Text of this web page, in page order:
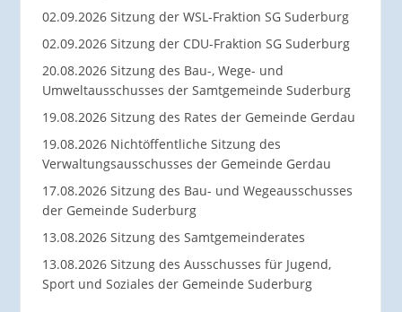
02.09.2026 Sitzung der WSL-Fraktion SG Suderburg
02.09.2026 Sitzung der CDU-Fraktion SG Suderburg
20.08.2026 Sitzung des Bau-, Wege- und
Umweltausschusses der Samtgemeinde Suderburg
19.08.2026 Sitzung des Rates der Gemeinde Gerdau
19.08.2026 Nichtöffentliche Sitzung des
Verwaltungsausschusses der Gemeinde Gerdau
17.08.2026 Sitzung des Bau- und Wegeausschusses
der Gemeinde Suderburg
13.08.2026 Sitzung des Samtgemeinderates
13.08.2026 Sitzung des Ausschusses für Jugend,
Sport und Soziales der Gemeinde Suderburg